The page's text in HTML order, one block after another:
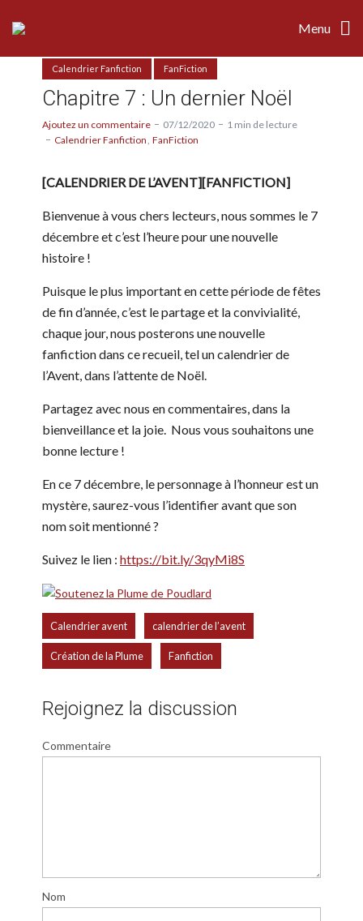
Menu
Calendrier Fanfiction FanFiction
Chapitre 7 : Un dernier Noël
Ajoutez un commentaire 07/12/2020
1 min de lecture
Calendrier Fanfiction FanFiction
[CALENDRIER DE L’AVENT][FANFICTION]
Bienvenue à vous chers lecteurs, nous sommes le 7
décembre et c’est l’heure pour une nouvelle
histoire !
Puisque le plus important en cette période de fêtes
de fin d’année, c’est le partage et la convivialité,
chaque jour, nous posterons une nouvelle
fanfiction dans ce recueil, tel un calendrier de
l’Avent, dans l’attente de Noël.
Partagez avec nous en commentaires, dans la
bienveillance et la joie. Nous vous souhaitons une
bonne lecture !
En ce 7 décembre, le personnage à l’honneur est un
mystère, saurez-vous l’identifier avant que son
nom soit mentionné ?
Suivez le lien : https://bit.ly/3qyMi8S
Calendrier avent calendrier de l’avent
Création de la Plume Fanfiction
Rejoignez la discussion
Commentaire
Nom